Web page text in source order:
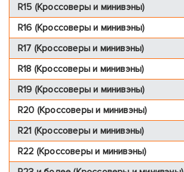
R15 (Кроссоверы и минивэны)
R16 (Кроссоверы и минивэны)
R17 (Кроссоверы и минивэны)
R18 (Кроссоверы и минивэны)
R19 (Кроссоверы и минивэны)
R20 (Кроссоверы и минивэны)
R21 (Кроссоверы и минивэны)
R22 (Кроссоверы и минивэны)